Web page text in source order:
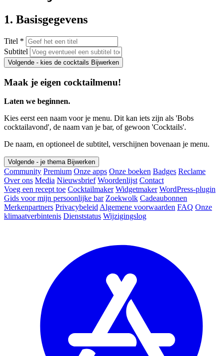
1. Basisgegevens
Titel *
Subtitel
Volgende - kies de cocktails Bijwerken
Maak je eigen cocktailmenu!
Laten we beginnen.
Kies eerst een naam voor je menu. Dit kan iets zijn als 'Bobs
cocktailavond', de naam van je bar, of gewoon 'Cocktails'.
De naam, en optioneel de subtitel, verschijnen bovenaan je menu.
Volgende - je thema Bijwerken
Community Premium Onze apps Onze boeken Badges Reclame
Over ons Media Nieuwsbrief Woordenlijst Contact
Voeg een recept toe Cocktailmaker Widgetmaker WordPress-plugin
Gids voor mijn persoonlijke bar Zoekwolk Cadeaubonnen
Merkenpartners Privacybeleid Algemene voorwaarden FAQ Onze
klimaatverbintenis Dienststatus Wijzigingslog